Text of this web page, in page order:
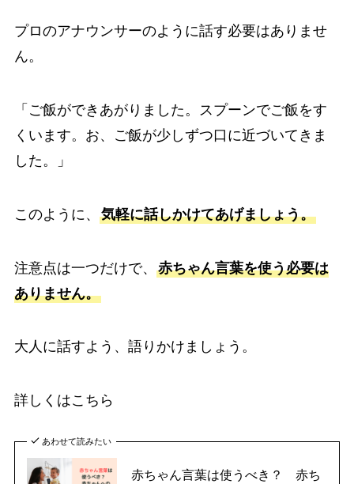
プロのアナウンサーのように話す必要はありませ
ん。
「ご飯ができあがりました。スプーンでご飯をす
くいます。お、ご飯が少しずつ口に近づいてきま
した。」
このように、 気軽に話しかけてあげましょう。
注意点は一つだけで、 赤ちゃん言葉を使う必要は
ありません。
大人に話すよう、語りかけましょう。
詳しくはこちら
あわせて読みたい
赤ちゃん言葉は使うべき？ 赤ち